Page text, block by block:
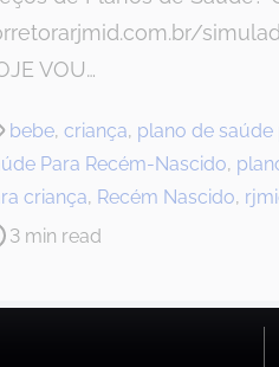
VOU…
bebe, criança, plano de saúde
Para Recém-Nascido,
criança, Recém Nascido,
3 min read